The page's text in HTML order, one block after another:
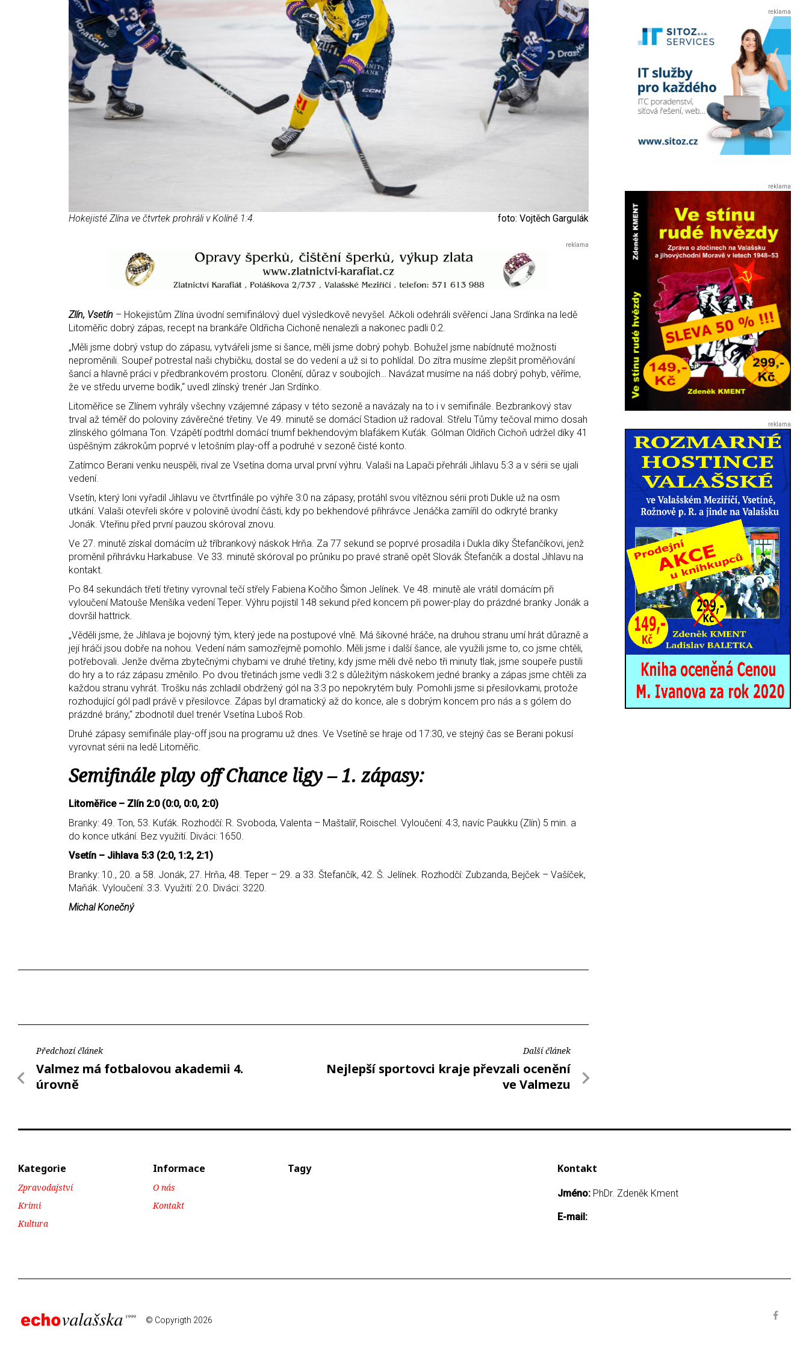
Hokejisté Zlína ve čtvrtek prohráli v Kolíně 1:4. foto: Vojtěch Gargulák
Zlín, Vsetín – Hokejistům Zlína úvodní semifinálový duel výsledkově nevyšel. Ačkoli odehráli svěřenci Jana Srdínka na ledě
Litoměřic dobrý zápas, recept na brankáře Oldřicha Cichoně nenalezli a nakonec padli 0:2.
„Měli jsme dobrý vstup do zápasu, vytvářeli jsme si šance, měli jsme dobrý pohyb. Bohužel jsme nabídnuté možnosti
neproměnili. Soupeř potrestal naši chybičku, dostal se do vedení a už si to pohlídal. Do zítra musíme zlepšit proměňování
šancí a hlavně práci v předbrankovém prostoru. Clonění, důraz v soubojích… Navázat musíme na náš dobrý pohyb, věříme,
že ve středu urveme bodík,“ uvedl zlínský trenér Jan Srdínko.
Litoměřice se Zlínem vyhrály všechny vzájemné zápasy v této sezoně a navázaly na to i v semifinále. Bezbrankový stav
trval až téměř do poloviny závěrečné třetiny. Ve 49. minutě se domácí Stadion už radoval. Střelu Tůmy tečoval mimo dosah
zlínského gólmana Ton. Vzápětí podtrhl domácí triumf bekhendovým blafákem Kuťák. Gólman Oldřich Cichoň udržel díky 41
úspěšným zákrokům poprvé v letošním play-off a podruhé v sezoně čisté konto.
Zatímco Berani venku neuspěli, rival ze Vsetína doma urval první výhru. Valaši na Lapači přehráli Jihlavu 5:3 a v sérii se ujali
vedení.
Vsetín, který loni vyřadil Jihlavu ve čtvrtfinále po výhře 3:0 na zápasy, protáhl svou vítěznou sérii proti Dukle už na osm
utkání. Valaši otevřeli skóre v polovině úvodní části, kdy po bekhendové přihrávce Jenáčka zamířil do odkryté branky
Jonák. Vteřinu před první pauzou skóroval znovu.
Ve 27. minutě získal domácím už tříbrankový náskok Hrňa. Za 77 sekund se poprvé prosadila i Dukla díky Štefančíkovi, jenž
proměnil přihrávku Harkabuse. Ve 33. minutě skóroval po průniku po pravé straně opět Slovák Štefančík a dostal Jihlavu na
kontakt.
Po 84 sekundách třetí třetiny vyrovnal tečí střely Fabiena Kočího Šimon Jelínek. Ve 48. minutě ale vrátil domácím při
vyloučení Matouše Menšíka vedení Teper. Výhru pojistil 148 sekund před koncem při power-play do prázdné branky Jonák a
dovršil hattrick.
„Věděli jsme, že Jihlava je bojovný tým, který jede na postupové vlně. Má šikovné hráče, na druhou stranu umí hrát důrazně a
její hráči jsou dobře na nohou. Vedení nám samozřejmě pomohlo. Měli jsme i další šance, ale využili jsme to, co jsme chtěli,
potřebovali. Jenže dvěma zbytečnými chybami ve druhé třetiny, kdy jsme měli dvě nebo tři minuty tlak, jsme soupeře pustili
do hry a to ráz zápasu změnilo. Po dvou třetinách jsme vedli 3:2 s důležitým náskokem jedné branky a zápas jsme chtěli za
každou stranu vyhrát. Trošku nás zchladil obdržený gól na 3:3 po nepokrytém buly. Pomohli jsme si přesilovkami, protože
rozhodující gól padl právě v přesilovce. Zápas byl dramatický až do konce, ale s dobrým koncem pro nás a s gólem do
prázdné brány,“ zbodnotil duel trenér Vsetína Luboš Rob.
Druhé zápasy semifinále play-off jsou na programu už dnes. Ve Vsetíně se hraje od 17:30, ve stejný čas se Berani pokusí
vyrovnat sérii na ledě Litoměřic.
Semifinále play off Chance ligy – 1. zápasy:
Litoměřice – Zlín 2:0 (0:0, 0:0, 2:0)
Branky: 49. Ton, 53. Kuťák. Rozhodčí: R. Svoboda, Valenta – Maštalíř, Roischel. Vyloučení: 4:3, navíc Paukku (Zlín) 5 min. a
do konce utkání. Bez využití. Diváci: 1650.
Vsetín – Jihlava 5:3 (2:0, 1:2, 2:1)
Branky: 10., 20. a 58. Jonák, 27. Hrňa, 48. Teper – 29. a 33. Štefančík, 42. Š. Jelínek. Rozhodčí: Zubzanda, Bejček – Vašíček,
Maňák. Vyloučení: 3:3. Využití: 2:0. Diváci: 3220.
Michal Konečný
Předchozí článek
Valmez má fotbalovou akademii 4.
úrovně
Další článek
Nejlepší sportovci kraje převzali ocenění
ve Valmezu
Kontakt
Jméno: PhDr. Zdeněk Kment
E-mail:
Tagy
Kategorie
Zpravodajství
Krimi
Kultura
Informace
O nás
Kontakt
© Copyrigth 2026